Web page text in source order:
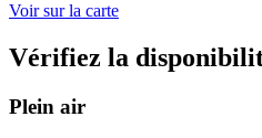
Voir sur la carte
Vérifiez la
Plein air